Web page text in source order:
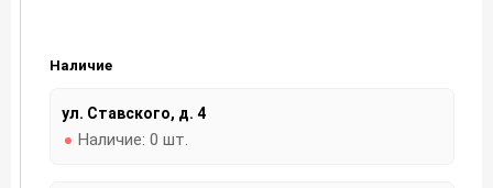
Наличие
ул. Ставского, д. 4
Наличие: 0 шт.